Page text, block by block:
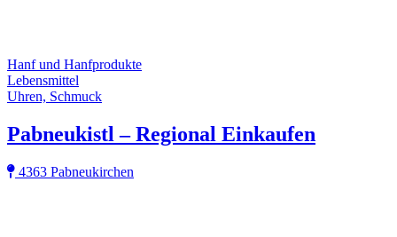
Hanf und Hanfprodukte
Lebensmittel
Uhren, Schmuck
Pabneukistl – Regional Einkaufen
4363 Pabneukirchen